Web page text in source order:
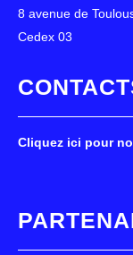
8 avenue de
Cedex 03
Cliquez ici pour